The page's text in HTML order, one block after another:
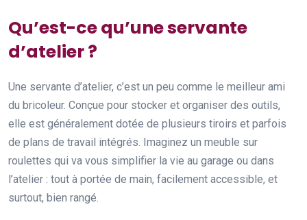
Qu’est-ce qu’une servante
d’atelier ?
Une servante d’atelier, c’est un peu comme le meilleur ami
du bricoleur. Conçue pour stocker et organiser des outils,
elle est généralement dotée de plusieurs tiroirs et parfois
de plans de travail intégrés. Imaginez un meuble sur
roulettes qui va vous simplifier la vie au garage ou dans
l’atelier : tout à portée de main, facilement accessible, et
surtout, bien rangé.